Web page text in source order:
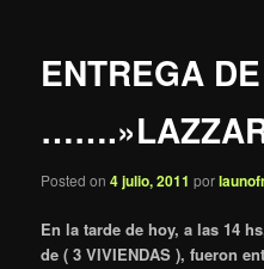
ENTREGA
Posted on4 julio, 2011 por
En la tarde de hoy, a las 14
de ( 3 VIVIENDAS ), fueron